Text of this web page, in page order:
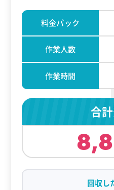
料金パック
作業人数
作業時間
合
回収し